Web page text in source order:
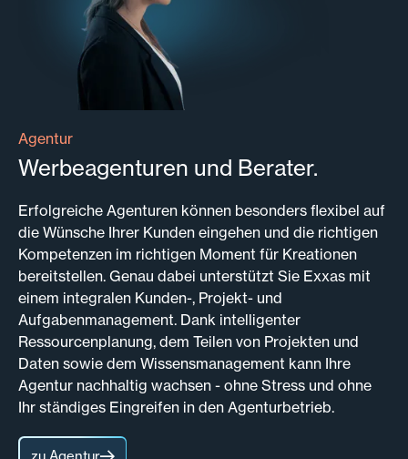
Agentur
Werbeagenturen und Berater.
Erfolgreiche Agenturen können besonders flexibel auf
die Wünsche Ihrer Kunden eingehen und die richtigen
Kompetenzen im richtigen Moment für Kreationen
bereitstellen. Genau dabei unterstützt Sie Exxas mit
einem integralen Kunden-, Projekt- und
Aufgabenmanagement. Dank intelligenter
Ressourcenplanung, dem Teilen von Projekten und
Daten sowie dem Wissensmanagement kann Ihre
Agentur nachhaltig wachsen - ohne Stress und ohne
Ihr ständiges Eingreifen in den Agenturbetrieb.